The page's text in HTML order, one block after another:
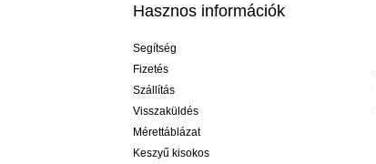
Hasznos információk
Segítség
Fizetés
Szállítás
Visszaküldés
Mérettáblázat
Keszyű kisokos